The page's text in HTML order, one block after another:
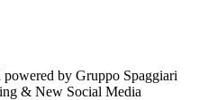
by Gruppo Spaggiari
& New Social Media